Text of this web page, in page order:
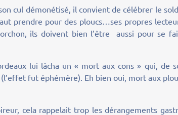
cul démonétisé, il convient de célébrer le
prendre pour des ploucs…ses propres
ils doivent bien l’être aussi pour se
lui lâcha un « mort aux cons » qui, de
fut éphémère). Eh bien oui, mort aux
cela rappelait trop les dérangements